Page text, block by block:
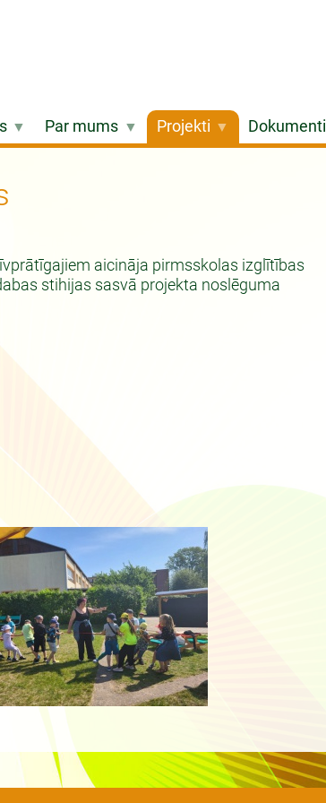
Par mums Projekti Dokumenti
aicināja pirmsskolas izglītības
stihijas sasvā projekta noslēguma